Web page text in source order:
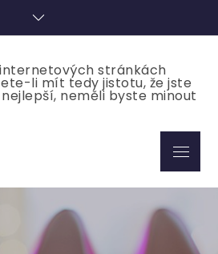
stránkách
li mít tedy jistotu, že jste
neměli byste minout
Menu